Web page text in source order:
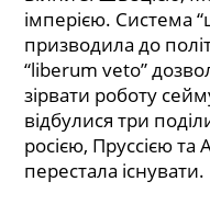
імперією. Система
призводила до
“liberum veto”
зірвати роботу
відбулися три
росією, Пруссією та
перестала існувати.